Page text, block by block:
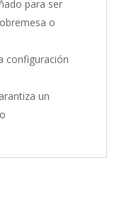
para ser
o
configuración
un